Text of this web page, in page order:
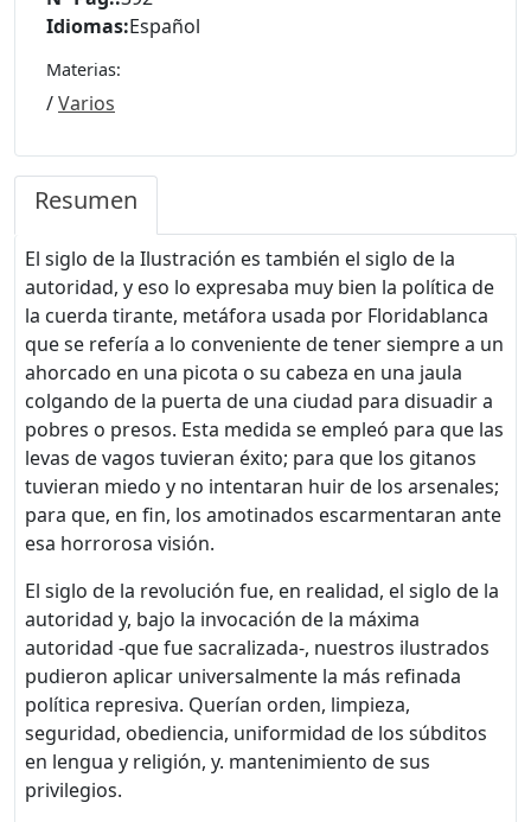
Idiomas:Español
Materias:
/Varios
Resumen
El siglo de la Ilustración es también el siglo de la
autoridad, y eso lo expresaba muy bien la política de
la cuerda tirante, metáfora usada por Floridablanca
que se refería a lo conveniente de tener siempre a un
ahorcado en una picota o su cabeza en una jaula
colgando de la puerta de una ciudad para disuadir a
pobres o presos. Esta medida se empleó para que las
levas de vagos tuvieran éxito; para que los gitanos
tuvieran miedo y no intentaran huir de los arsenales;
para que, en fin, los amotinados escarmentaran ante
esa horrorosa visión.
El siglo de la revolución fue, en realidad, el siglo de la
autoridad y, bajo la invocación de la máxima
autoridad -que fue sacralizada-, nuestros ilustrados
pudieron aplicar universalmente la más refinada
política represiva. Querían orden, limpieza,
seguridad, obediencia, uniformidad de los súbditos
en lengua y religión, y. mantenimiento de sus
privilegios.